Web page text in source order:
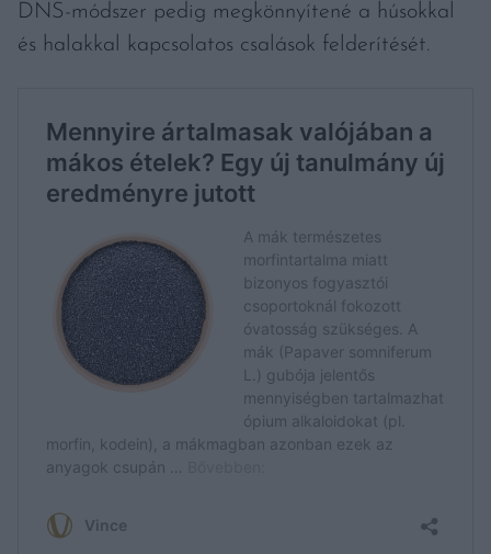
DNS-módszer pedig megkönnyítené a húsokkal
és halakkal kapcsolatos csalások felderítését.